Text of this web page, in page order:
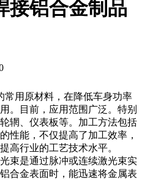
接铝合金制品
常用原材料，在降低车身功率
。目前，应用范围广泛。特别
辋、仪表板等。加工方法包括
性能，不仅提高了加工效率，
高行业的工艺技术水平。
束是通过脉冲或连续激光束实
合金表面时，能迅速将金属表